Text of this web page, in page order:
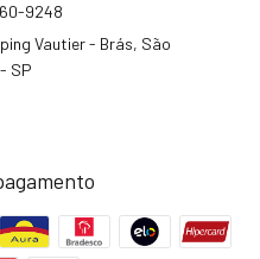
9248
Vautier - Brás, São
SP